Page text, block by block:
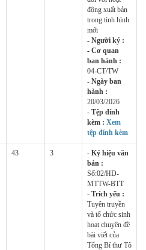
động xuất bản
trong tình hình
mới
- Người ký :
- Cơ quan
ban hành :
04-CT/TW
- Ngày ban
hành :
20/03/2026
- Tệp đính
kèm : Xem
tệp đính kèm
43 3
- Ký hiệu văn
bản :
Số:02/HD-
MTTW-BTT
- Trích yếu :
Tuyên truyền
và tổ chức sinh
hoạt chuyên đề
bài viết của
Tổng Bí thư Tô